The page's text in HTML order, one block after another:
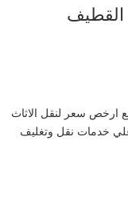
القطيف
سعر لنقل الاثاث
خدمات نقل وتغليف